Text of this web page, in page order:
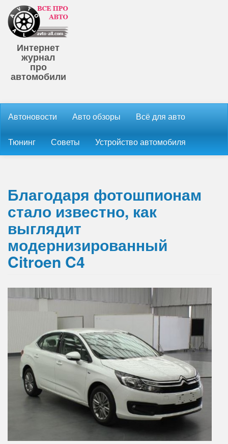
Интернет
журнал
про
автомобили
Автоновости Авто обзоры Всё для авто
Тюнинг Советы Устройство автомобиля
Благодаря фотошпионам
стало известно, как
выглядит
модернизированный
Citroen C4